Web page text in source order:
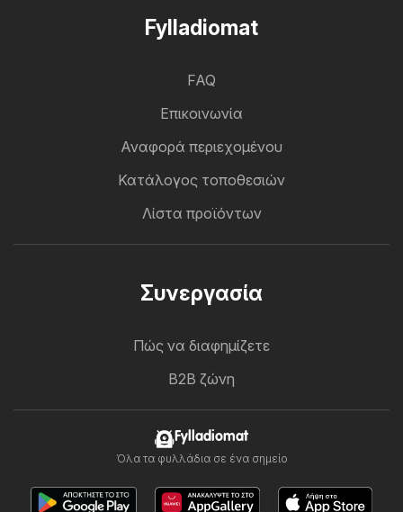
Fylladiomat
FAQ
Επικοινωνία
Αναφορά περιεχομένου
Κατάλογος τοποθεσιών
Λίστα προϊόντων
Συνεργασία
Πώς να διαφημίζετε
B2B ζώνη
Fylladiomat
Όλα τα φυλλάδια σε ένα σημείο